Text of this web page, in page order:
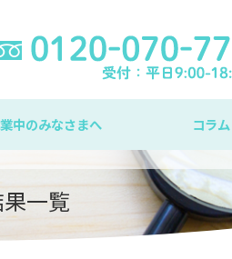
中のみなさまへ コラム
一覧